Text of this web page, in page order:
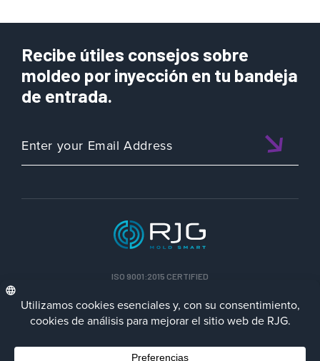
Recibe útiles consejos sobre
moldeo por inyección en tu bandeja
de entrada.
ISO 9001:2015 CERTIFIED